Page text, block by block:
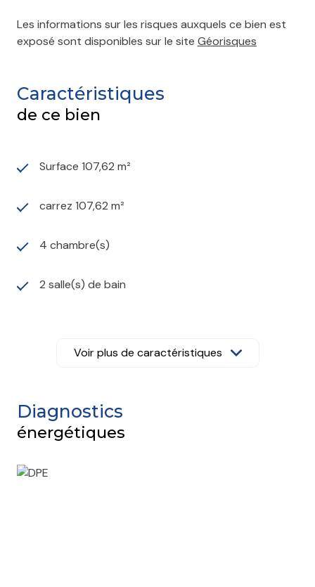
Les informations sur les risques auxquels ce bien est
exposé sont disponibles sur le site Géorisques
Caractéristiques
de ce bien
Surface 107,62 m²
carrez 107,62 m²
4 chambre(s)
2 salle(s) de bain
cuisine séparée (équipée)
Chauffage collectif : autre (autre)
1 garage(s)
exposition Sud-Est
Voir plus de caractéristiques
Diagnostics
énergétiques